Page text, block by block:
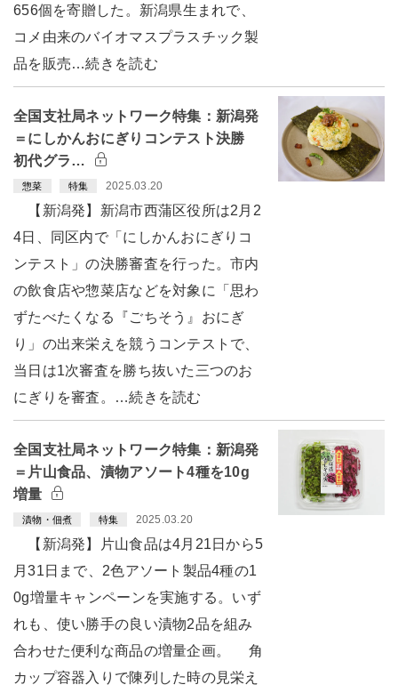
656個を寄贈した。新潟県生まれで、
コメ由来のバイオマスプラスチック製
品を販売…続きを読む
全国支社局ネットワーク特集：新潟発
＝にしかんおにぎりコンテスト決勝
初代グラ…
惣菜 特集 2025.03.20
【新潟発】新潟市西蒲区役所は2月2
4日、同区内で「にしかんおにぎりコ
ンテスト」の決勝審査を行った。市内
の飲食店や惣菜店などを対象に「思わ
ずたべたくなる『ごちそう』おにぎ
り」の出来栄えを競うコンテストで、
当日は1次審査を勝ち抜いた三つのお
にぎりを審査。…続きを読む
全国支社局ネットワーク特集：新潟発
＝片山食品、漬物アソート4種を10g
増量
漬物・佃煮 特集 2025.03.20
【新潟発】片山食品は4月21日から5
月31日まで、2色アソート製品4種の1
0g増量キャンペーンを実施する。いず
れも、使い勝手の良い漬物2品を組み
合わせた便利な商品の増量企画。 角
カップ容器入りで陳列した時の見栄え